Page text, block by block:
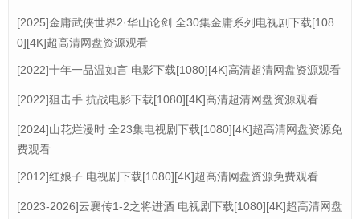
[2025]金庸武侠世界2·华山论剑 全30集金庸系列电视剧下载[108
0][4K]超高清网盘资源观看
[2022]十年一品温如言 电影下载[1080][4K]高清超清网盘资源观看
[2022]狙击手 抗战电影下载[1080][4K]高清超清网盘资源观看
[2024]山花烂漫时 全23集电视剧下载[1080][4K]超高清网盘资源免
费观看
[2012]红娘子 电视剧下载[1080][4K]超高清网盘资源免费观看
[2023-2026]云襄传1-2之将进酒 电视剧下载[1080][4K]超高清网盘